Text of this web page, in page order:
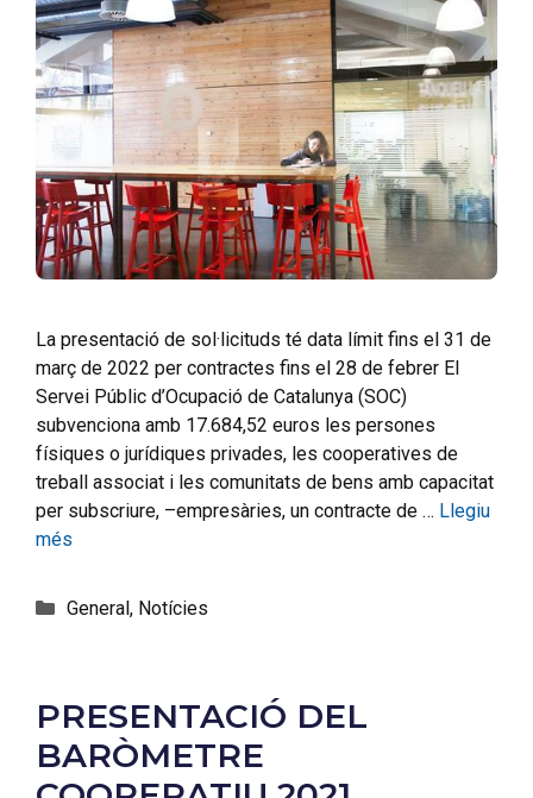
La presentació de sol·licituds té data límit fins el 31 de
març de 2022 per contractes fins el 28 de febrer El
Servei Públic d’Ocupació de Catalunya (SOC)
subvenciona amb 17.684,52 euros les persones
físiques o jurídiques privades, les cooperatives de
treball associat i les comunitats de bens amb capacitat
per subscriure, –empresàries, un contracte de … Llegiu
més
General, Notícies
PRESENTACIÓ DEL
BARÒMETRE